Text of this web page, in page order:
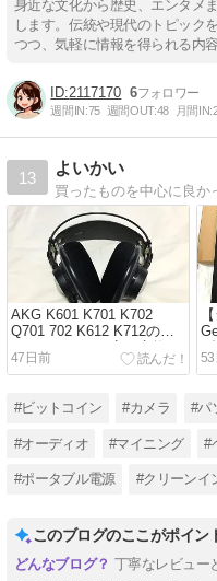
身近な文化から歴史、エンタメ
します。伝統や現代のトピック
つつ、気軽に情報を得られる内
2117170 6
週間IN:75 週間OUT:48 月間IN:
13
よいかい
買ったものを中心に良か
AKG K601 K701 K702
Q701 702 K612 K712のイ
ヤーパッドをお安く交換！
47日前
#ビットコイン #カメラ #パ
#オーディオ #マイニング #
#ポータブル電源 #クリーンイ
このブログのここがポイン
丁寧なレビュー